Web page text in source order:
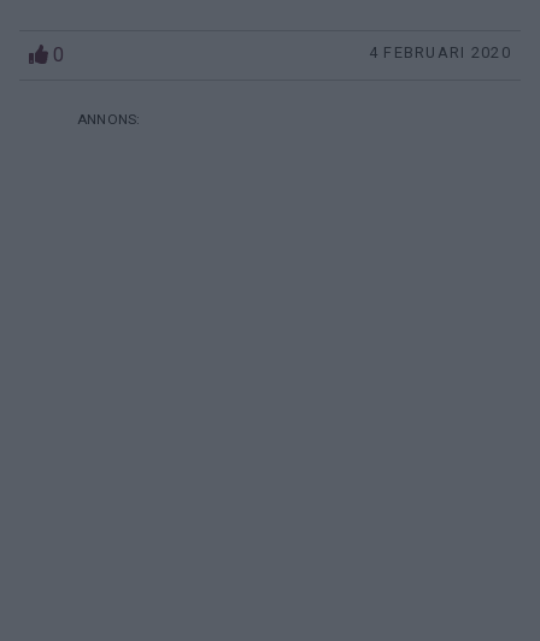
0 4 FEBRUARI 2020